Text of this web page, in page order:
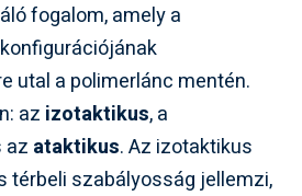
fogalom, amely a
utal a polimerlánc mentén.
az izotaktikus, a
az ataktikus. Az izotaktikus
térbeli szabályosság jellemzi,